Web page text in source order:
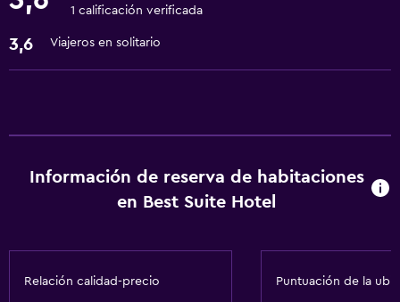
Lavandería
Servicios de lavandería/tintorería
Servicios básicos
1 calificación verificada
3,6 Viajeros en solitario
Información de reserva de habitaciones
en Best Suite Hotel
Relación calidad-precio Puntuación de la